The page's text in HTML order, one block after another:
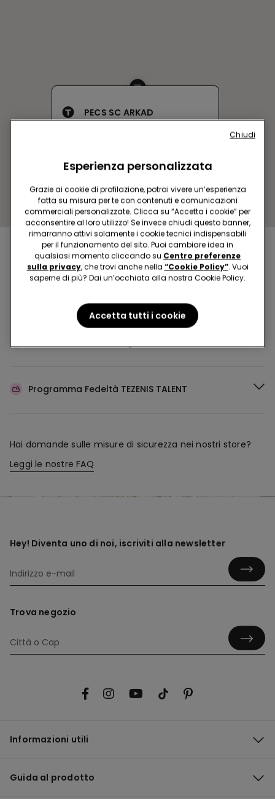
PECS SC ARKAD
Ottieni indicazioni
Acquista in negozio e ricevi l’ordine ovunque tu sia
Programma Fedeltà TEZENIS TALENT
Hai domande sulle misure di sicurezza nei nostri store?
Leggi le nostre FAQ
Hey! Diventa uno di noi, iscriviti alla newsletter
Trova negozio
Informazioni utili
Guida al prodotto
Esperienza personalizzata
Grazie ai cookie di profilazione, potrai vivere un’esperienza
fatta su misura per te con contenuti e comunicazioni
commerciali personalizzate. Clicca su “Accetta i cookie” per
acconsentire al loro utilizzo! Se invece chiudi questo banner,
rimarranno attivi solamente i cookie tecnici indispensabili
per il funzionamento del sito. Puoi cambiare idea in
qualsiasi momento cliccando su Centro preferenze
sulla privacy, che trovi anche nella “Cookie Policy”. Vuoi
saperne di più? Dai un’occhiata alla nostra Cookie Policy.
Accetta tutti i cookie
Chiudi